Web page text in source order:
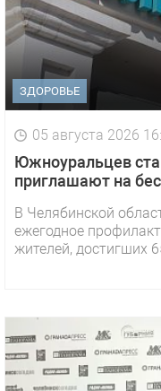
ЗДОРОВЬЕ
05 августа 2026
Южноуральцев
приглашают на
В Челябинской
ежегодное
жителей, достигших